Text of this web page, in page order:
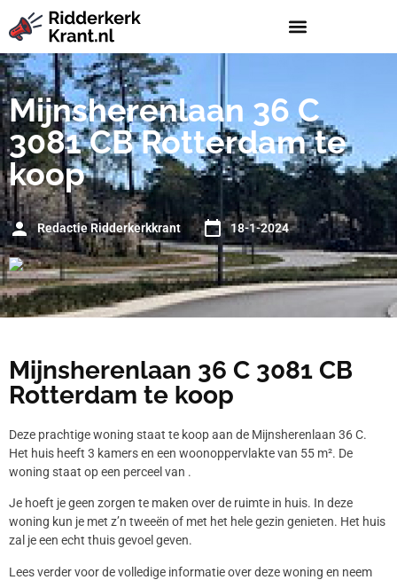
Mijnsherenlaan 36 C
3081 CB Rotterdam te
koop
Redactie Ridderkerkkrant 18-1-2024
Mijnsherenlaan 36 C 3081 CB
Rotterdam te koop
Deze prachtige woning staat te koop aan de Mijnsherenlaan 36 C.
Het huis heeft 3 kamers en een woonoppervlakte van 55 m². De
woning staat op een perceel van .
Je hoeft je geen zorgen te maken over de ruimte in huis. In deze
woning kun je met z’n tweeën of met het hele gezin genieten. Het huis
zal je een echt thuis gevoel geven.
Lees verder voor de volledige informatie over deze woning en neem